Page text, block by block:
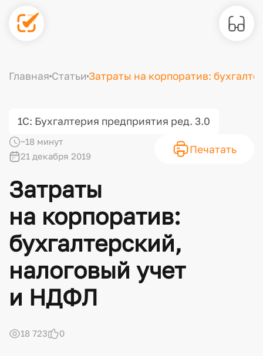
Главная Статьи Затраты на корпоратив:
1С: Бухгалтерия предприятия ред. 3.0
~18 минут
21 декабря 2019
Печатать
Затраты
на корпоратив:
бухгалтерский,
налоговый учет
и НДФЛ
18 723 0